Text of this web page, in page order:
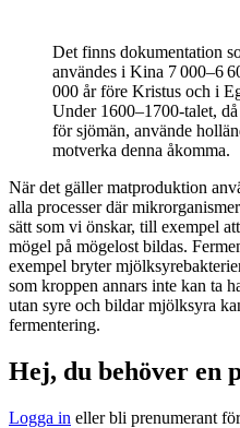
Det finns dokumentation
användes i Kina 7 000–6
000 år före Kristus och i
Under 1600–1700-talet,
för sjömän, använde
motverka denna åkomma.
När det gäller matproduktion
alla processer där
sätt som vi önskar, till exempel
mögel på mögelost bildas.
exempel bryter
som kroppen annars inte kan ta
utan syre och bildar mjölksyra
fermentering.
Hej, du behöver en
Logga in eller bli prenumerant